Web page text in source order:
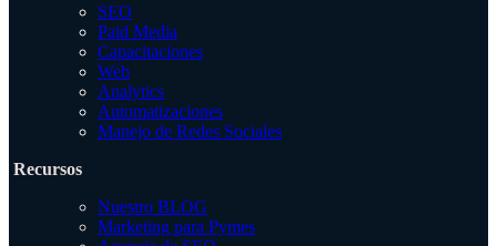
SEO
Paid Media
Capacitaciones
Web
Analytics
Automatizaciones
Manejo de Redes Sociales
Recursos
Nuestro BLOG
Marketing para Pymes